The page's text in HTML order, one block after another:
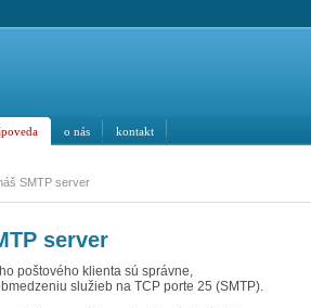
o nás kontakt
SMTP server
server
poštového klienta sú správne,
služieb na TCP porte 25 (SMTP).